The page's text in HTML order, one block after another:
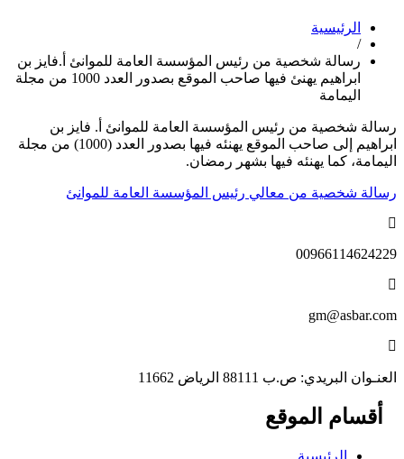
الرئيسية
/
رسالة شخصية من رئيس المؤسسة العامة للموانئ أ.فايز بن
ابراهيم يهنئ فيها صاحب الموقع بصدور العدد 1000 من مجلة
اليمامة
رسالة شخصية من رئيس المؤسسة العامة للموانئ أ. فايز بن
ابراهيم إلى صاحب الموقع يهنئه فيها بصدور العدد (1000) من مجلة
اليمامة، كما يهنئه فيها بشهر رمضان.
رسالة شخصية من معالي رئيس المؤسسة العامة للموانئ
00966114624229
gm@asbar.com
العنـوان البريدي: ص.ب 88111 الرياض 11662
أقسام الموقع
الرئيسية